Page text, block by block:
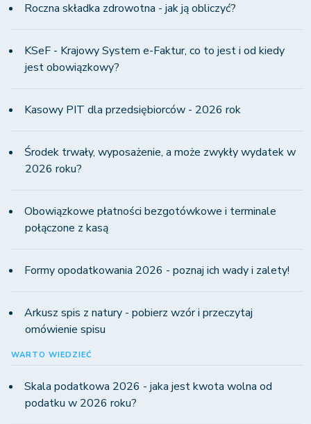
Roczna składka zdrowotna - jak ją obliczyć?
KSeF - Krajowy System e-Faktur, co to jest i od kiedy
jest obowiązkowy?
Kasowy PIT dla przedsiębiorców - 2026 rok
Środek trwały, wyposażenie, a może zwykły wydatek w
2026 roku?
Obowiązkowe płatności bezgotówkowe i terminale
połączone z kasą
Formy opodatkowania 2026 - poznaj ich wady i zalety!
Arkusz spis z natury - pobierz wzór i przeczytaj
omówienie spisu
WARTO WIEDZIEĆ
Skala podatkowa 2026 - jaka jest kwota wolna od
podatku w 2026 roku?